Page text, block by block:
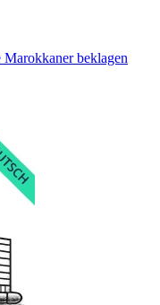
Marokkaner beklagen